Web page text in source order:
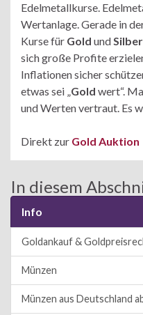
Edelmetallkurse.
Wertanlage. Gerade in
Kurse für Gold undSilber
sich große Profite
Inflationen sicher
etwas sei „Gold wert“.
und Werten vertraut. Es
Direkt zur Gold Auktion
In diesem
Info
Goldankauf &
Münzen
Münzen aus Deutschland